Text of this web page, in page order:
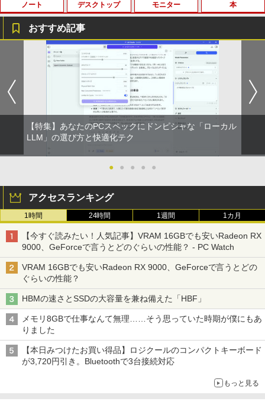
【Amazon.co.jp限定】 い・ろ・は・す 2L P
ET ラベルレス ×8本
￥1,112
by Amazon 天然水 ラベルレス 500ml ×24本
富士山の天然水 バナジウム含有 水 ミネラル
ウォーター ペットボトル 静岡県産 500ミリリ
ットル (Smart Basic)
￥1,380
by Amazon 炭酸水 ラベルレス 500ml ×24本
art Basic)
￥1,625
by Amazon 天然水ラベルレス 2L×9本
￥1,117
【Amazon.co.jp限定】 伊藤園 磨かれて、澄
] [ 水分補給 ]
薬屋のひとりごと 17巻 (デジタル版ビッグガ
ンガンコミックス)
￥770
異世界居酒屋「のぶ」(22) (角川コミックス・
エース)
￥832
ONE PIECE モノクロ版 115 (ジャンプコミッ
クスDIGITAL)
￥594
HUNTER×HUNTER モノクロ版 39 (ジャンプ
コミックスDIGITAL)
￥572
スーパーの裏でヤニ吸うふたり 9巻 (デジタル
版ビッグガンガンコミックス)
ノート
【ノートPC用】【あんしん3ヶ月に延長
保証】通常付属している30日の保証期間
が3ヶ月に延長されます。【単品購入・併
用不可※レビューキャンペーンは除く /
ノートパソコン専用】
￥1,000
2
【期間限定★新品無線マウス付】中古ノ
ートパソコン Windows11 Office2019搭
Core i3 Core i5 メモリ4GB/16GB SSD1
28GB～1TB Webカメラ DVD 無線LAN
店長おまかせPC 初期設定済 送料無料
【中古】
￥9,999
付き｜最新OS対応 第8世代｜最大180日
保証｜Core i3 第8世代｜中古ノートパソ
コン Windows11 office付き｜中古ノー
トパソコン 15.6 テンキー付き｜ノートパ
ソコンWindows11 第8世代
￥19,800
デスクトップ
中古パソコン | NEC | Mate MKM28L-3 |
Windows11 | デスクトップ | 一年保証 |
第8世代 | Core i5 8400 2.8(〜最大4.0)G
Hz | MEM:8GB | SSD:256GB | DVDマル
チ | 無線LAN:なし | Win11Pro64bit
￥12,000
2
HP ProDesk 400 G6 DM 【Core i5 1050
0T/メモリ16GB(DDR4)/SSD256GB(M.2
料】※沖縄・離島を除く
￥32,980
【正規永久版Office付き】ミニpc 【Intel
N5095 LPDDR4X 16GB 256GB SSD】m
ini pc Windows11 Pro 超軽量 4コア/4ス
242 SATA WIFI6 Bluetooth5.2 4K HDMI
2画面出力 デスクトップPC みにpc 省エ
ネ オフィス高速起動 省電力 静音設計
【★最大100%ポイント】【Win11正式対
応】Dell OptiPlex 3070 SFF/第9世代 Co
モニター
NEC AS223WM 液晶モニター 21.5イン
チワイド 白 ホワイト 1920×1080 （フル
HD）TN 白色LEDバックライト ミニ D-s
ub VGA HDMI ディスプレイ PS4 switch
対応 スイッチ 【中古】
￥5,200
2
中古モニター | 液晶ディスプレイ | PHILI
PS | 243V5QHABA/11 | 23.6インチワイ
ト | スピーカー内蔵 | 3系統入力(VGA・D
VI-D・HDMI) | VGAケーブル・電源ケー
ブル付属【30日保証】
￥5,980
3
【ポイント最大28倍】 lenovo モニター
×1080 IPS 4ms 250nit リフレッシュレー
ト 100Hz HDMI VGA D-Sub チルト VES
A規格 67D5KAC6JP レノボ ディスプレ
イ 液晶モニター 【展示品特価】
￥8,980
【お買い物マラソ開催中！P最大31.5%還
本
宇宙兄弟（46） 【電子書籍】[ 小山宙哉
]
￥1,131
DVD付 学研まんが NEW日本の歴史
￥21,560
オレンジページ 2026 10/17号増刊＜グレ
ー＞ [雑誌]
￥1,689
ハヤブサ消防団 森へつづく道 [ 池井戸 潤
]
角川まんが学習シリーズ 日本の歴史
全16巻+別巻5冊定番セット [ 山本 博文
おすすめ記事
【特集】あなたのPCスペックにドンピシャな「ローカル
LLM」の選び方と快適化テク
● ● ● ● ●
アクセスランキング
1時間 24時間 1週間 1カ月
【今すぐ読みたい！人気記事】VRAM 16GBでも安いRadeon RX
9000、GeForceで言うとどのぐらいの性能？ - PC Watch
VRAM 16GBでも安いRadeon RX 9000、GeForceで言うとどの
ぐらいの性能？
HBMの速さとSSDの大容量を兼ね備えた「HBF」
メモリ8GBで仕事なんて無理……そう思っていた時期が僕にもあ
りました
【本日みつけたお買い得品】ロジクールのコンパクトキーボード
が3,720円引き。Bluetoothで3台接続対応
もっと見る